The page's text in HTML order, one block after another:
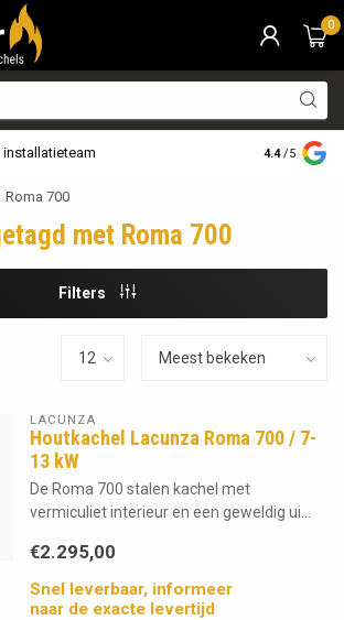
0
installatieteam Bezorging
4.4 /5
Roma 700
met Roma 700
Filters
LACUNZA
Houtkachel Lacunza Roma 700 / 7-
13 kW
De Roma 700 stalen kachel met
vermiculiet interieur en een geweldig ui...
€2.295,00
Snel leverbaar, informeer
naar de exacte levertijd